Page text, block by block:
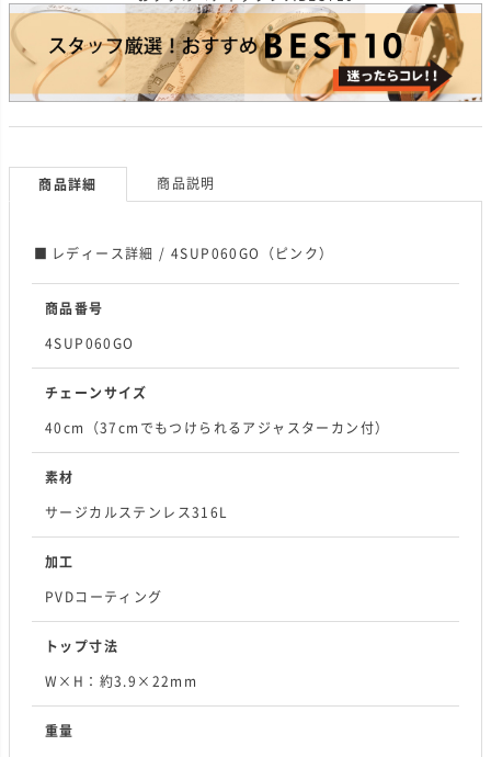
商品詳細 商品説明
レディース詳細 / 4SUP060GO（ピンク）
商品番号
4SUP060GO
チェーンサイズ
40cm（37cmでもつけられるアジャスターカン付）
素材
サージカルステンレス316L
加工
PVDコーティング
トップ寸法
W×H：約3.9×22mm
重量